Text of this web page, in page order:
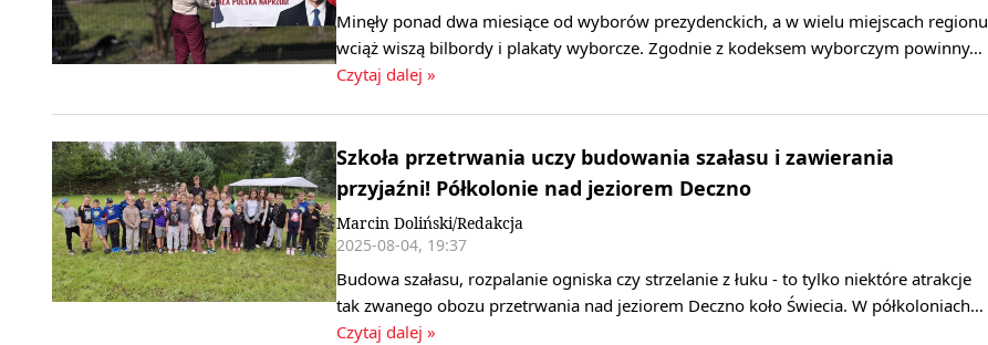
Minęły ponad dwa miesiące od wyborów prezydenckich, a w wielu miejscach regionu
wciąż wiszą bilbordy i plakaty wyborcze. Zgodnie z kodeksem wyborczym powinny…
Czytaj dalej »
Szkoła przetrwania uczy budowania szałasu i zawierania
przyjaźni! Półkolonie nad jeziorem Deczno
Marcin Doliński/Redakcja
2025-08-04, 19:37
Budowa szałasu, rozpalanie ogniska czy strzelanie z łuku - to tylko niektóre atrakcje
tak zwanego obozu przetrwania nad jeziorem Deczno koło Świecia. W półkoloniach…
Czytaj dalej »